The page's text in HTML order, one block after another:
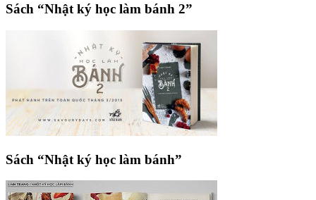
Sách “Nhật ký học làm bánh 2”
Sách “Nhật ký học làm bánh”